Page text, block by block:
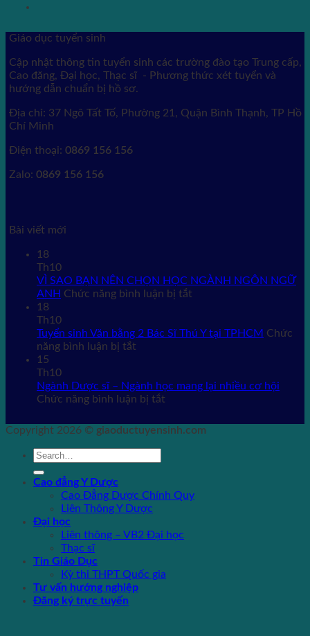
Giáo dục tuyển sinh
Cập nhật thông tin tuyển sinh các trường đào tạo Trung cấp,
Cao đăng, Đại học, Thạc sĩ - Phương thức xét tuyển và
hướng dẫn chuẩn bị hồ sơ.
Địa chỉ: 37 Ngô Tất Tố, Phường 21, Quận Bình Thạnh, TP Hồ
Chí Minh
Điện thoại: 0869 156 156
Zalo: 0869 156 156
Bài viết mới
18
Th10
VÌ SAO BẠN NÊN CHỌN HỌC NGÀNH NGÔN NGỮ
ANH Chức năng bình luận bị tắt
BẠN
NGÀNH
ANH
18
Th10
Tuyển sinh Văn bằng 2 Bác Sĩ Thú Y tại TPHCM Chức
năng bình luận bị tắt
Văn
bằng
Bác
Sĩ
Thú
Y
TPHCM
15
Th10
Ngành Dược sĩ – Ngành học mang lại nhiều cơ hội
Chức năng bình luận bị tắt
Dược
sĩ
mang
lại
cơ
hội
Copyright 2026 © giaoductuyensinh.com
Cao đẳng Y Dược
Cao Đẳng Dược Chính Quy
Liên Thông Y Dược
Đại học
Liên thông – VB2 Đại học
Thạc sĩ
Tin Giáo Dục
Kỳ thi THPT Quốc gia
Tư vấn hướng nghiệp
Đăng ký trực tuyến